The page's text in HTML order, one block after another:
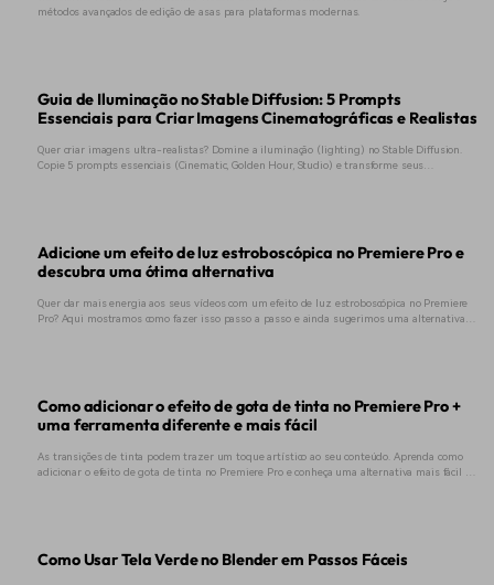
métodos avançados de edição de asas para plataformas modernas.
Guia de Iluminação no Stable Diffusion: 5 Prompts
Essenciais para Criar Imagens Cinematográficas e Realistas
Quer criar imagens ultra-realistas? Domine a iluminação (lighting) no Stable Diffusion.
Copie 5 prompts essenciais (Cinematic, Golden Hour, Studio) e transforme seus
Adicione um efeito de luz estroboscópica no Premiere Pro e
descubra uma ótima alternativa
Quer dar mais energia aos seus vídeos com um efeito de luz estroboscópica no Premiere
Pro? Aqui mostramos como fazer isso passo a passo e ainda sugerimos uma alternativa
Como adicionar o efeito de gota de tinta no Premiere Pro +
uma ferramenta diferente e mais fácil
As transições de tinta podem trazer um toque artístico ao seu conteúdo. Aprenda como
adicionar o efeito de gota de tinta no Premiere Pro e conheça uma alternativa mais fácil de
Como Usar Tela Verde no Blender em Passos Fáceis